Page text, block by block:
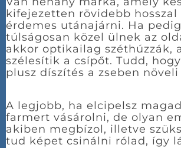
kifejezetten rövidebb hosszal
érdemes utánajárni. Ha
túlságosan közel ülnek az
akkor optikailag széthúzzák,
szélesítik a csípőt. Tudd,
plusz díszítés a zseben
A legjobb, ha elcipelsz
farmert vásárolni, de olyan
akiben megbízol, illetve
tud képet csinálni rólad, így